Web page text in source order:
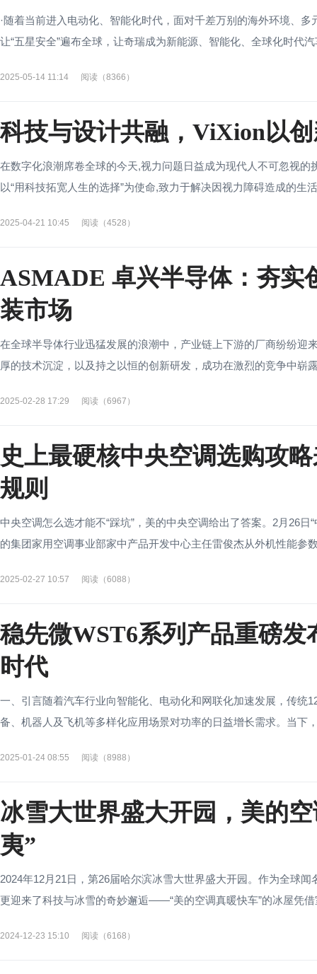
·随着当前进入电动化、智能化时代，面对千差万别的海外环境、
让“五星安全”遍布全球，让奇瑞成为新能源、智能化、全球化时代
2025-05-14 11:14 阅读（8366）
科技与设计共融，ViXion以
在数字化浪潮席卷全球的今天,视力问题日益成为现代人不可忽视
以“用科技拓宽人生的选择”为使命,致力于解决因视力障碍造成的生
2025-04-21 10:45 阅读（4528）
ASMADE 卓兴半导体：夯实
装市场
在全球半导体行业迅猛发展的浪潮中，产业链上下游的厂商纷纷迎
厚的技术沉淀，以及持之以恒的创新研发，成功在激烈的竞争中崭
2025-02-28 17:29 阅读（6967）
史上最硬核中央空调选购攻
规则
中央空调怎么选才能不“踩坑”，美的中央空调给出了答案。2月26
的集团家用空调事业部家中产品开发中心主任雷俊杰从外机性能参
2025-02-27 10:57 阅读（6088）
稳先微WST6系列产品重磅
时代
一、引言随着汽车行业向智能化、电动化和网联化加速发展，传统
备、机器人及飞机等多样化应用场景对功率的日益增长需求。当下
2025-01-24 08:55 阅读（8988）
冰雪大世界盛大开园，美的
夷”
2024年12月21日，第26届哈尔滨冰雪大世界盛大开园。作为全球
更迎来了科技与冰雪的奇妙邂逅——“美的空调真暖快车”的冰屋凭
2024-12-23 15:10 阅读（6168）